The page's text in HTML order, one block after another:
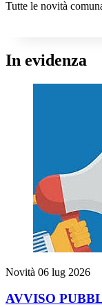
Tutte le novità
In evidenza
Novità 06 lug 2026
AVVISO